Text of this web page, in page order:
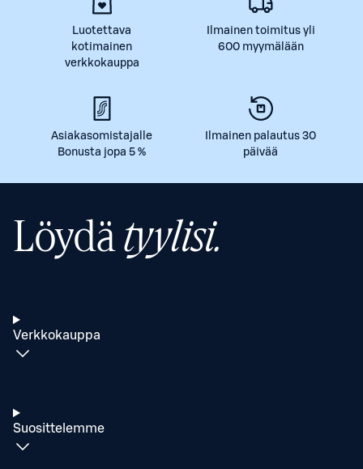
Luotettava
kotimainen
verkkokauppa
Ilmainen toimitus yli
600 myymälään
Asiakasomistajalle
Bonusta jopa 5 %
Ilmainen palautus 30
päivää
Löydätyylisi.
Verkkokauppa
Suosittelemme